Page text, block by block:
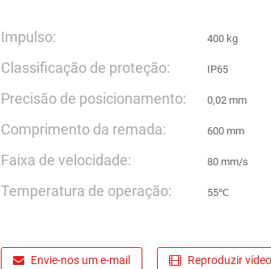
Impulso: 400 kg
Classificação de proteção: IP65
Precisão de posicionamento: 0,02 mm
Comprimento da remada: 600 mm
Faixa de velocidade: 80 mm/s
Temperatura de operação: 55℃
Envie-nos um e-mail Reproduzir vídeo